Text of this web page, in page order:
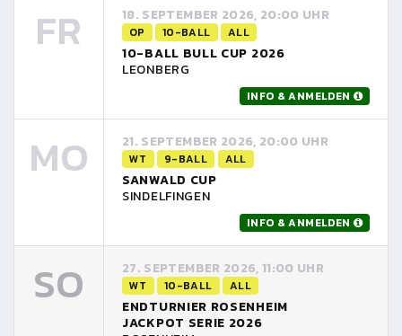
FR 18. SEPTEMBER 2026, 20:00 UHR
OP 10-BALL ALL
10-BALL BULL CUP 2026
LEONBERG
INFO & ANMELDEN
MO 21. SEPTEMBER 2026, 20:00 UHR
WT 9-BALL ALL
SANWALD CUP
SINDELFINGEN
INFO & ANMELDEN
SO 27. SEPTEMBER 2026, 11:00 UHR
WT 10-BALL ALL
ENDTURNIER ROSENHEIM
JACKPOT SERIE 2026